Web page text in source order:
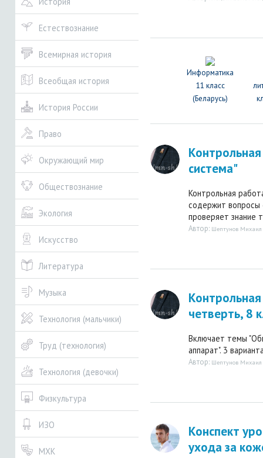
Естествознание
Всемирная история
Всеобщая история
История России
Право
Окружающий мир
Обществознание
Экология
Искусство
Литература
Музыка
Технология (мальчики)
Труд (технология)
Технология (девочки)
Физкультура
ИЗО
МХК
Информатика
11 класс
(Беларусь)
система"
Контрольная
содержит вопросы
проверяет знание
Автор: Шептунов Михаил
четверть, 8
Включает темы
аппарат". 3
Автор: Шептунов Михаил
Конспект
ухода за